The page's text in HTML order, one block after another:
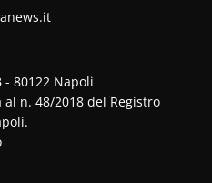
- 80122 Napoli
n. 48/2018 del Registro